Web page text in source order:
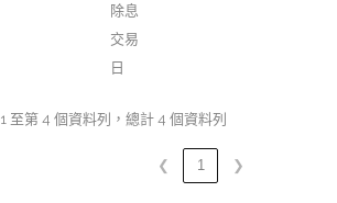
除息
交易
日
至第 4 個資料列，總計 4 個資料列
❮ 1 ❯